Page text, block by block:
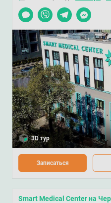
Чат
Viber TelegramMessenger
3D тур
Записаться
Smart Medical Center на